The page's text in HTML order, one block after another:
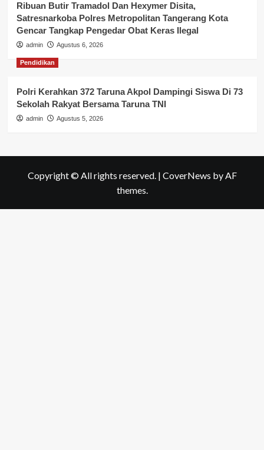
Ribuan Butir Tramadol Dan Hexymer Disita,
Satresnarkoba Polres Metropolitan Tangerang Kota
Gencar Tangkap Pengedar Obat Keras Ilegal
admin Agustus 6, 2026
Pendidikan
Polri Kerahkan 372 Taruna Akpol Dampingi Siswa Di 73
Sekolah Rakyat Bersama Taruna TNI
admin Agustus 5, 2026
Copyright © All rights reserved. | CoverNews by AF
themes.